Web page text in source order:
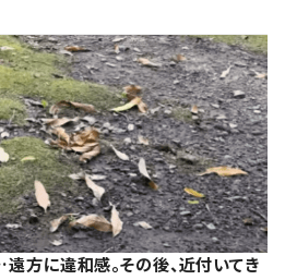
方に違和感。その後、近付いてき